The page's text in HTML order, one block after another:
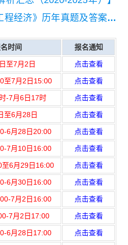
程经济》历年真题及答案解
】 【一级建造师《建筑工
题及答案解析汇总（2020-2
级建造师《建设工程法规及
解析】
时间 报名通知
至7月2日 点击查看
至7月2日15:00 点击查看
-7月6日17时 点击查看
至6月28日 点击查看
6月28日20:00 点击查看
7月10日16:00 点击查看
6月29日16:00 点击查看
6月30日16:00 点击查看
7月2日16:00 点击查看
7月2日17:00 点击查看
6月28日17:00 点击查看